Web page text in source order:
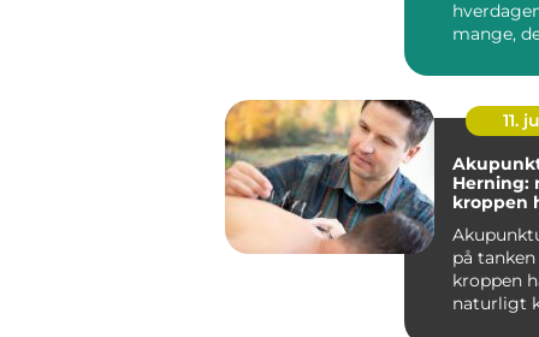
mange,
nakke, s...
11.
Herning:
kroppen
på
kroppen
naturligt